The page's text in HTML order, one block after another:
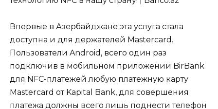
Впервые в Азербайджане эта услуга стала
доступна и для держателей Mastercard.
Пользователи Android, всего один раз
подключив в мобильном приложении BirBank
для NFC-платежей любую платежную карту
Mastercard от Kapital Bank, для совершения
платежа должны всего лишь поднести телефон